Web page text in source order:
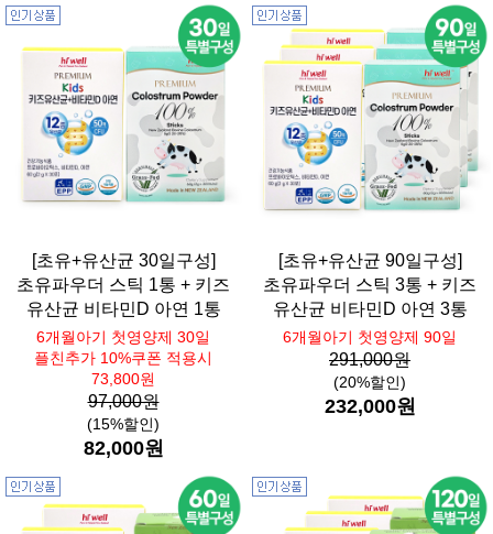
[초유+유산균 30일구성]
초유파우더 스틱 1통 + 키즈
유산균 비타민D 아연 1통
6개월아기 첫영양제 30일
플친추가 10%쿠폰 적용시
73,800원
97,000원
(15%할인)
82,000원
[초유+유산균 90일구성]
초유파우더 스틱 3통 + 키즈
유산균 비타민D 아연 3통
6개월아기 첫영양제 90일
291,000원
(20%할인)
232,000원